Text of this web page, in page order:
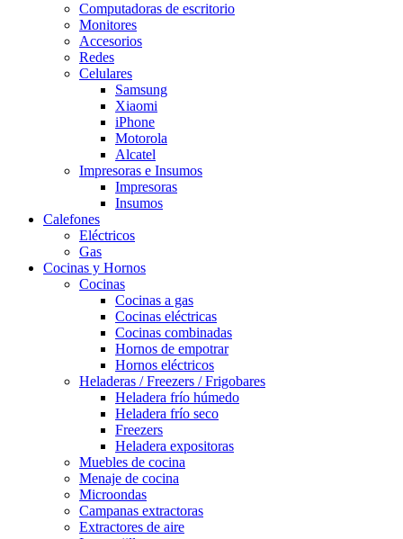
Computadoras de escritorio
Monitores
Accesorios
Redes
Celulares
Samsung
Xiaomi
iPhone
Motorola
Alcatel
Impresoras e Insumos
Impresoras
Insumos
Calefones
Eléctricos
Gas
Cocinas y Hornos
Cocinas
Cocinas a gas
Cocinas eléctricas
Cocinas combinadas
Hornos de empotrar
Hornos eléctricos
Heladeras / Freezers / Frigobares
Heladera frío húmedo
Heladera frío seco
Freezers
Heladera expositoras
Muebles de cocina
Menaje de cocina
Microondas
Campanas extractoras
Extractores de aire